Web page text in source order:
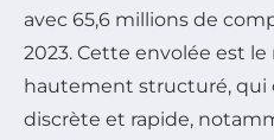
avec 65,6 millions de
2023. Cette envolée est le
hautement structuré, qui
discrète et rapide,